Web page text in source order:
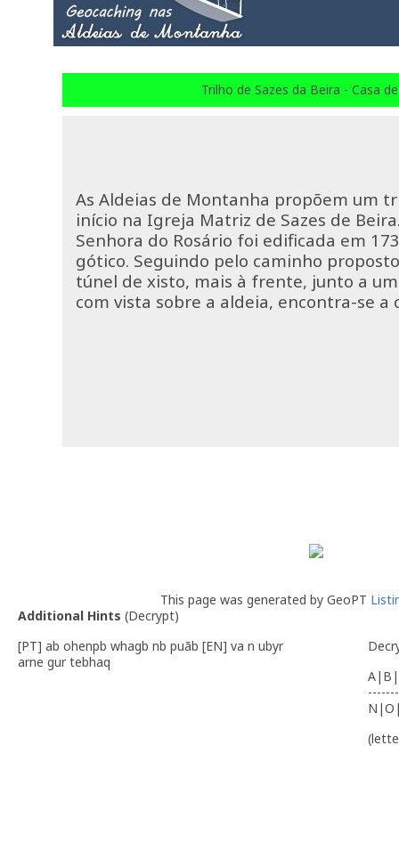
Trilho de Sazes da Beira - Casa
As Aldeias de Montanha propõem um
início na Igreja Matriz de Sazes de
Senhora do Rosário foi edificada em
gótico. Seguindo pelo caminho
túnel de xisto, mais à frente, junto a
com vista sobre a aldeia, encontra-se a
This page was generated by GeoPT
Additional Hints (Decrypt)
[PT] ab ohenpb whagb nb puãb [EN] va n ubyr
arne gur tebhaq